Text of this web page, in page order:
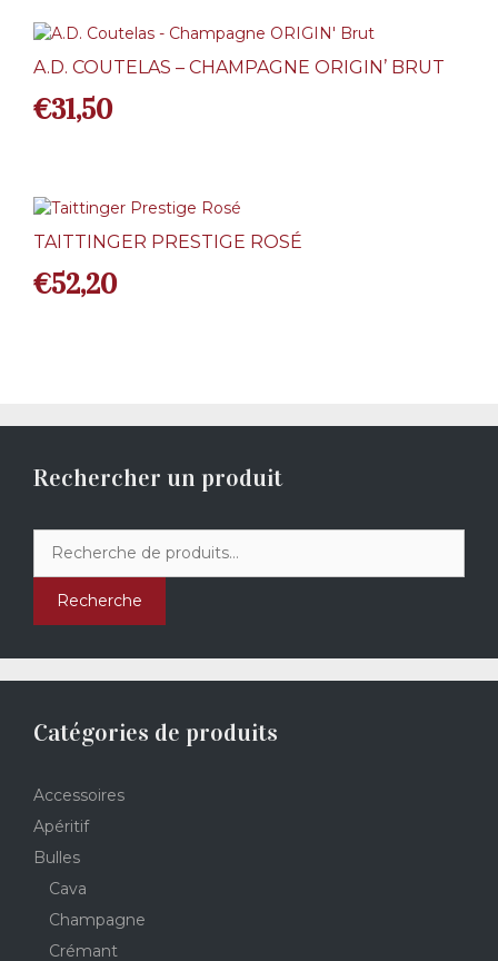
A.D. COUTELAS – CHAMPAGNE ORIGIN’ BRUT
€31,50
TAITTINGER PRESTIGE ROSÉ
€52,20
Rechercher un produit
pour :
Recherche
Catégories de produits
Accessoires
Apéritif
Bulles
Cava
Champagne
Crémant